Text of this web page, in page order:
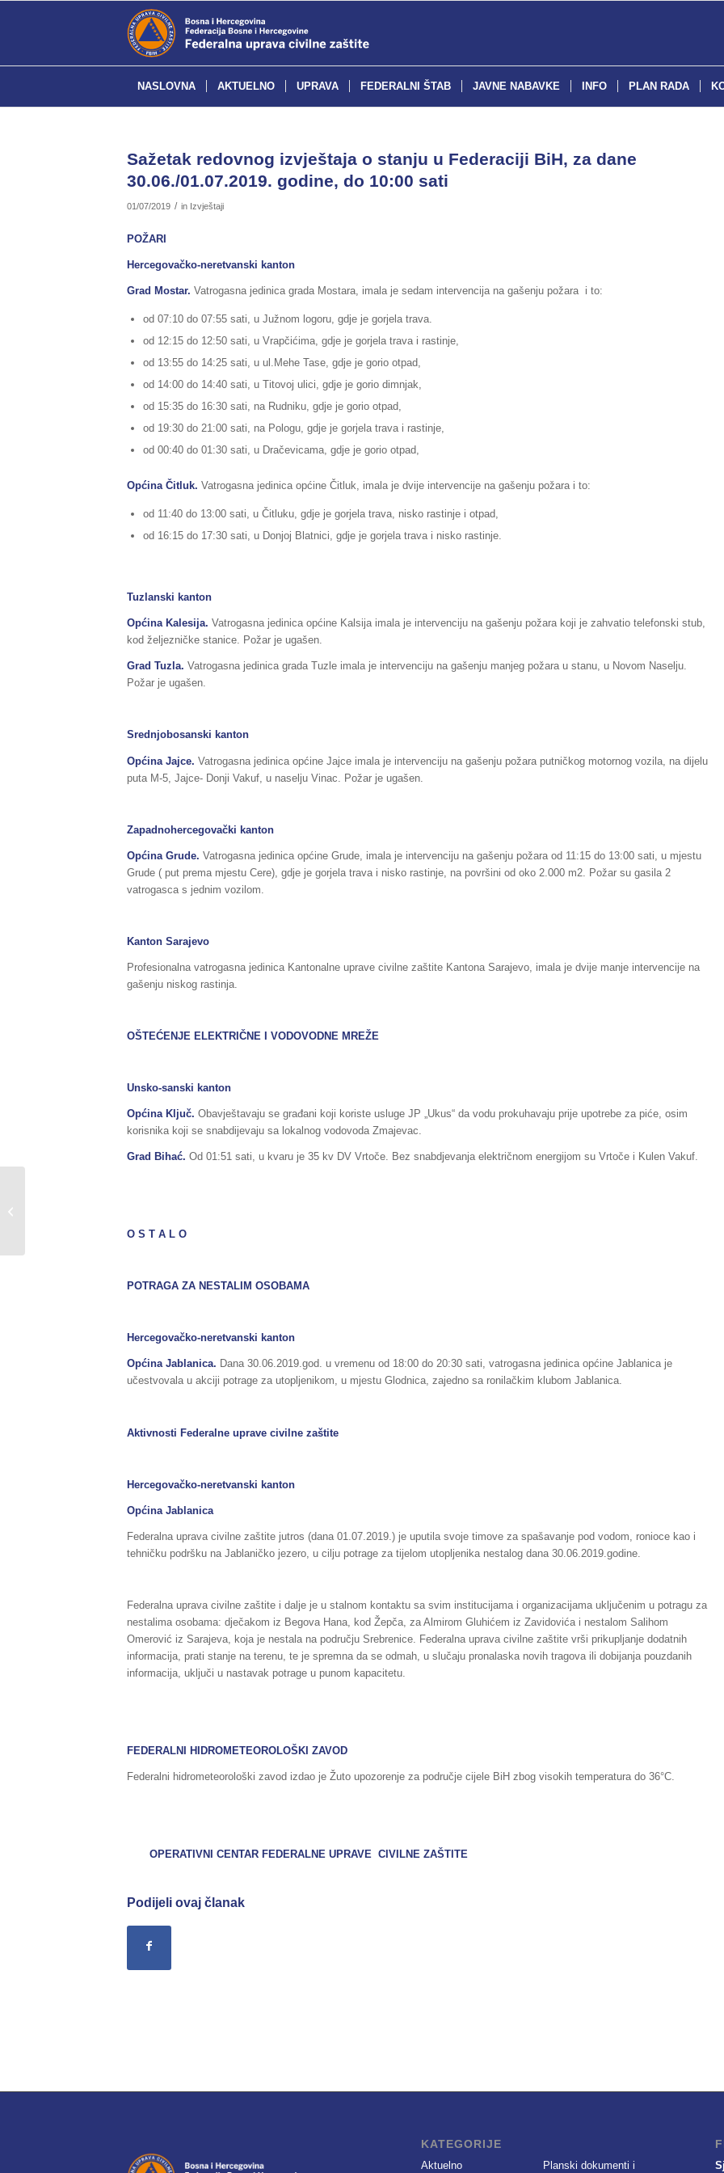
NASLOVNA AKTUELNO UPRAVA FEDERALNI ŠTAB JAVNE NABAVKE INFO PLAN RADA
Sažetak redovnog izvještaja o stanju u Federaciji BiH, za dane
30.06./01.07.2019. godine, do 10:00 sati
01/07/2019 / in Izvještaji
POŽARI
Hercegovačko-neretvanski kanton
Grad Mostar. Vatrogasna jedinica grada Mostara, imala je sedam intervencija na gašenju požara i to:
od 07:10 do 07:55 sati, u Južnom logoru, gdje je gorjela trava.
od 12:15 do 12:50 sati, u Vrapčićima, gdje je gorjela trava i rastinje,
od 13:55 do 14:25 sati, u ul.Mehe Tase, gdje je gorio otpad,
od 14:00 do 14:40 sati, u Titovoj ulici, gdje je gorio dimnjak,
od 15:35 do 16:30 sati, na Rudniku, gdje je gorio otpad,
od 19:30 do 21:00 sati, na Pologu, gdje je gorjela trava i rastinje,
od 00:40 do 01:30 sati, u Dračevicama, gdje je gorio otpad,
Općina Čitluk. Vatrogasna jedinica općine Čitluk, imala je dvije intervencije na gašenju požara i to:
od 11:40 do 13:00 sati, u Čitluku, gdje je gorjela trava, nisko rastinje i otpad,
od 16:15 do 17:30 sati, u Donjoj Blatnici, gdje je gorjela trava i nisko rastinje.
Tuzlanski kanton
Općina Kalesija. Vatrogasna jedinica općine Kalsija imala je intervenciju na gašenju požara koji je zahvatio telefonski stub,
kod željezničke stanice. Požar je ugašen.
Grad Tuzla. Vatrogasna jedinica grada Tuzle imala je intervenciju na gašenju manjeg požara u stanu, u Novom Naselju.
Požar je ugašen.
Srednjobosanski kanton
Općina Jajce. Vatrogasna jedinica općine Jajce imala je intervenciju na gašenju požara putničkog motornog vozila, na dijelu
puta M-5, Jajce- Donji Vakuf, u naselju Vinac. Požar je ugašen.
Zapadnohercegovački kanton
Općina Grude. Vatrogasna jedinica općine Grude, imala je intervenciju na gašenju požara od 11:15 do 13:00 sati, u mjestu
Grude ( put prema mjestu Cere), gdje je gorjela trava i nisko rastinje, na površini od oko 2.000 m2. Požar su gasila 2
vatrogasca s jednim vozilom.
Kanton Sarajevo
Profesionalna vatrogasna jedinica Kantonalne uprave civilne zaštite Kantona Sarajevo, imala je dvije manje intervencije na
gašenju niskog rastinja.
OŠTEĆENJE ELEKTRIČNE I VODOVODNE MREŽE
Unsko-sanski kanton
Općina Ključ. Obavještavaju se građani koji koriste usluge JP „Ukus“ da vodu prokuhavaju prije upotrebe za piće, osim
korisnika koji se snabdijevaju sa lokalnog vodovoda Zmajevac.
Grad Bihać. Od 01:51 sati, u kvaru je 35 kv DV Vrtoče. Bez snabdjevanja električnom energijom su Vrtoče i Kulen Vakuf.
O S T A L O
POTRAGA ZA NESTALIM OSOBAMA
Hercegovačko-neretvanski kanton
Općina Jablanica. Dana 30.06.2019.god. u vremenu od 18:00 do 20:30 sati, vatrogasna jedinica općine Jablanica je
učestvovala u akciji potrage za utopljenikom, u mjestu Glodnica, zajedno sa ronilačkim klubom Jablanica.
Aktivnosti Federalne uprave civilne zaštite
Hercegovačko-neretvanski kanton
Općina Jablanica
Federalna uprava civilne zaštite jutros (dana 01.07.2019.) je uputila svoje timove za spašavanje pod vodom, ronioce kao i
tehničku podršku na Jablaničko jezero, u cilju potrage za tijelom utopljenika nestalog dana 30.06.2019.godine.
Federalna uprava civilne zaštite i dalje je u stalnom kontaktu sa svim institucijama i organizacijama uključenim u potragu za
nestalima osobama: dječakom iz Begova Hana, kod Žepča, za Almirom Gluhićem iz Zavidovića i nestalom Salihom
Omerović iz Sarajeva, koja je nestala na području Srebrenice. Federalna uprava civilne zaštite vrši prikupljanje dodatnih
informacija, prati stanje na terenu, te je spremna da se odmah, u slučaju pronalaska novih tragova ili dobijanja pouzdanih
informacija, uključi u nastavak potrage u punom kapacitetu.
FEDERALNI HIDROMETEOROLOŠKI ZAVOD
Federalni hidrometeorološki zavod izdao je Žuto upozorenje za područje cijele BiH zbog visokih temperatura do 36°C.
OPERATIVNI CENTAR FEDERALNE UPRAVE CIVILNE ZAŠTITE
Podijeli ovaj članak
KATEGORIJE
Aktuelno Planski dokumenti i